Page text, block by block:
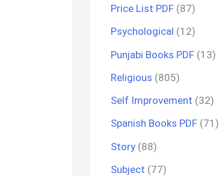
Price List PDF (87)
Psychological (12)
Punjabi Books PDF (13)
Religious (805)
Self Improvement (32)
Spanish Books PDF (71)
Story (88)
Subject (77)